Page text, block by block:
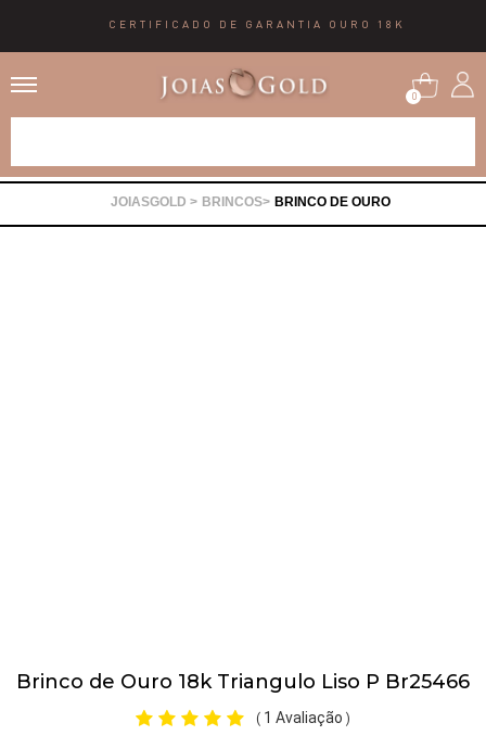
CERTIFICADO DE GARANTIA OURO 18K
0
BRINCOS BRINCO DE OURO
Brinco de Ouro 18k Triangulo Liso P Br25466
( 1 Avaliação )
Pedras Preciosas